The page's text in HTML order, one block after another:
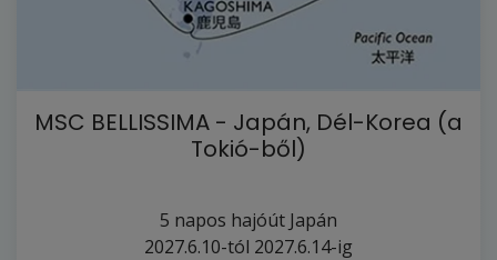
MSC BELLISSIMA - Japán, Dél-Korea (a
Tokió-ből)
5 napos hajóút Japán
2027.6.10-tól 2027.6.14-ig